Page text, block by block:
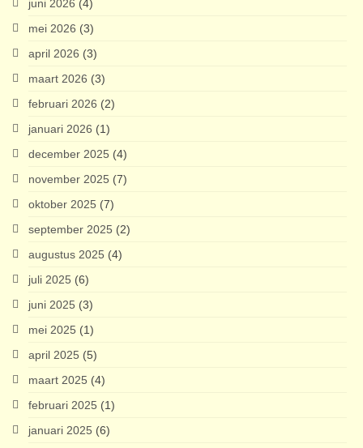
juni 2026 (4)
mei 2026 (3)
april 2026 (3)
maart 2026 (3)
februari 2026 (2)
januari 2026 (1)
december 2025 (4)
november 2025 (7)
oktober 2025 (7)
september 2025 (2)
augustus 2025 (4)
juli 2025 (6)
juni 2025 (3)
mei 2025 (1)
april 2025 (5)
maart 2025 (4)
februari 2025 (1)
januari 2025 (6)